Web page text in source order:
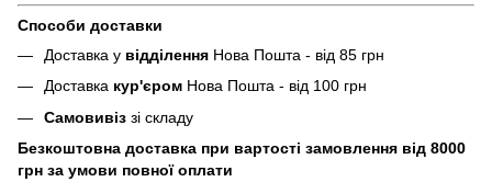
Способи доставки
Доставка у відділення Нова Пошта - від 85 грн
Доставка кур'єром Нова Пошта - від 100 грн
Самовивіз зі складу
Безкоштовна доставка при вартості замовлення від 8000
грн за умови повної оплати